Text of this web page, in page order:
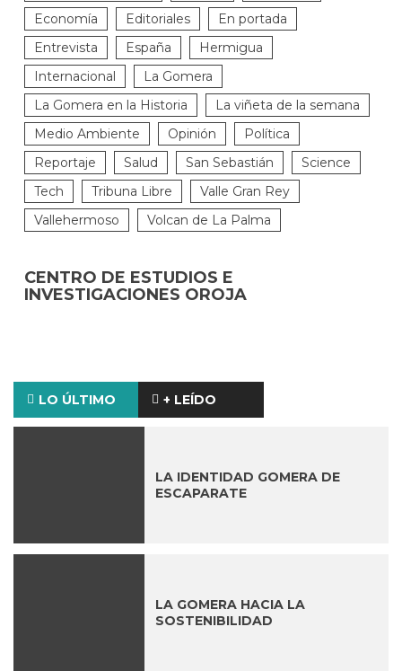
Economía Editoriales
En portada
Entrevista
España
Hermigua
Internacional
La Gomera
La Gomera en la Historia
La viñeta de la semana
Medio Ambiente
Opinión
Política
Reportaje
Salud San Sebastián
Science
Tech
Tribuna Libre
Valle Gran Rey
Vallehermoso
Volcan de La Palma
CENTRO DE ESTUDIOS E
INVESTIGACIONES OROJA
LO ÚLTIMO + LEÍDO
LA IDENTIDAD GOMERA DE
ESCAPARATE
LA GOMERA HACIA LA
SOSTENIBILIDAD